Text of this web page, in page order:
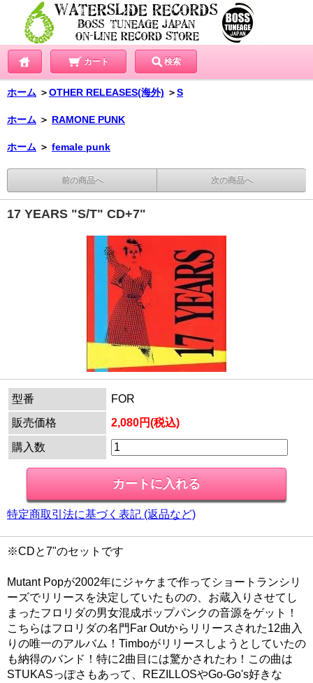
カート 検索
ホーム ＞OTHER RELEASES(海外) ＞S
ホーム ＞ RAMONE PUNK
ホーム ＞ female punk
前の商品へ 次の商品へ
17 YEARS "S/T" CD+7"
型番
FOR
販売価格
2,080円(税込)
購入数
特定商取引法に基づく表記 (返品など)
※CDと7"のセットです
Mutant Popが2002年にジャケまで作ってショートランシリ
ーズでリリースを決定していたものの、お蔵入りさせてし
まったフロリダの男女混成ポップパンクの音源をゲット！
こちらはフロリダの名門Far Outからリリースされた12曲入
りの唯一のアルバム！Timboがリリースしようとしていたの
も納得のバンド！特に2曲目には驚かされたわ！この曲は
STUKASっぽさもあって、REZILLOSやGo-Go's好きな